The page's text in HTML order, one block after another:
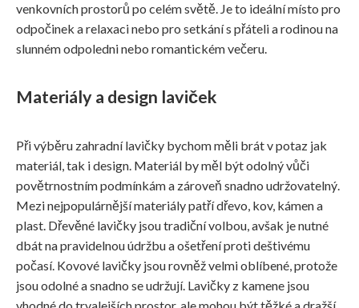
venkovních prostorů po celém světě. Je to ideální místo pro
odpočinek a relaxaci nebo pro setkání s přáteli a rodinou na
slunném odpoledni nebo romantickém večeru.
Materiály a design laviček
Při výběru zahradní lavičky bychom měli brát v potaz jak
materiál, tak i design. Materiál by měl být odolný vůči
povětrnostním podmínkám a zároveň snadno udržovatelný.
Mezi nejpopulárnější materiály patří dřevo, kov, kámen a
plast. Dřevěné lavičky jsou tradiční volbou, avšak je nutné
dbát na pravidelnou údržbu a ošetření proti deštivému
počasí. Kovové lavičky jsou rovněž velmi oblíbené, protože
jsou odolné a snadno se udržují. Lavičky z kamene jsou